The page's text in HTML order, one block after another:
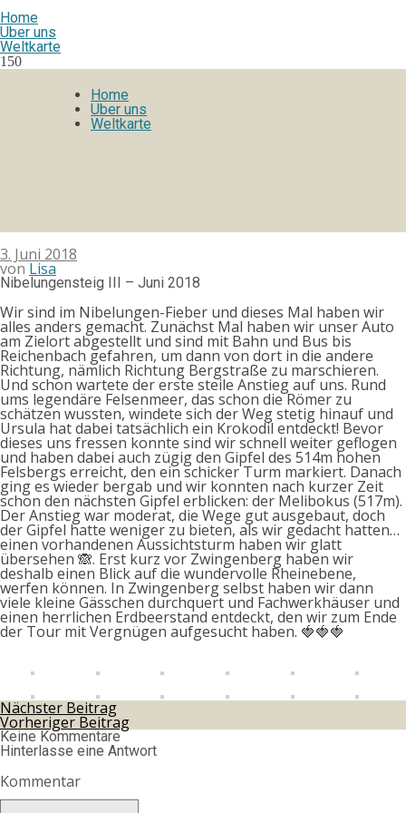
Home
Über uns
Weltkarte
150
Home
Über uns
Weltkarte
3. Juni 2018
von Lisa
Nibelungensteig III – Juni 2018
Wir sind im Nibelungen-Fieber und dieses Mal haben wir
alles anders gemacht. Zunächst Mal haben wir unser Auto
am Zielort abgestellt und sind mit Bahn und Bus bis
Reichenbach gefahren, um dann von dort in die andere
Richtung, nämlich Richtung Bergstraße zu marschieren.
Und schon wartete der erste steile Anstieg auf uns. Rund
ums legendäre Felsenmeer, das schon die Römer zu
schätzen wussten, windete sich der Weg stetig hinauf und
Ursula hat dabei tatsächlich ein Krokodil entdeckt! Bevor
dieses uns fressen konnte sind wir schnell weiter geflogen
und haben dabei auch zügig den Gipfel des 514m hohen
Felsbergs erreicht, den ein schicker Turm markiert. Danach
ging es wieder bergab und wir konnten nach kurzer Zeit
schon den nächsten Gipfel erblicken: der Melibokus (517m).
Der Anstieg war moderat, die Wege gut ausgebaut, doch
der Gipfel hatte weniger zu bieten, als wir gedacht hatten…
einen vorhandenen Aussichtsturm haben wir glatt
übersehen 🙈. Erst kurz vor Zwingenberg haben wir
deshalb einen Blick auf die wundervolle Rheinebene,
werfen können. In Zwingenberg selbst haben wir dann
viele kleine Gässchen durchquert und Fachwerkhäuser und
einen herrlichen Erdbeerstand entdeckt, den wir zum Ende
der Tour mit Vergnügen aufgesucht haben. 🍓🍓🍓
Nächster Beitrag
Vorheriger Beitrag
Keine Kommentare
Hinterlasse eine Antwort
Kommentar